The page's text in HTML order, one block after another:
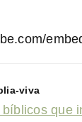
viva
bíblicos que